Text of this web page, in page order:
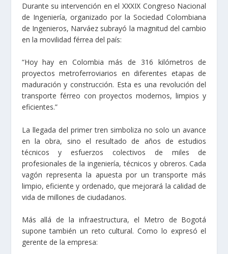
Durante su intervención en el XXXIX Congreso Nacional
de Ingeniería, organizado por la Sociedad Colombiana
de Ingenieros, Narváez subrayó la magnitud del cambio
en la movilidad férrea del país:
“Hoy hay en Colombia más de 316 kilómetros de
proyectos metroferroviarios en diferentes etapas de
maduración y construcción. Esta es una revolución del
transporte férreo con proyectos modernos, limpios y
eficientes.”
La llegada del primer tren simboliza no solo un avance
en la obra, sino el resultado de años de estudios
técnicos y esfuerzos colectivos de miles de
profesionales de la ingeniería, técnicos y obreros. Cada
vagón representa la apuesta por un transporte más
limpio, eficiente y ordenado, que mejorará la calidad de
vida de millones de ciudadanos.
Más allá de la infraestructura, el Metro de Bogotá
supone también un reto cultural. Como lo expresó el
gerente de la empresa: